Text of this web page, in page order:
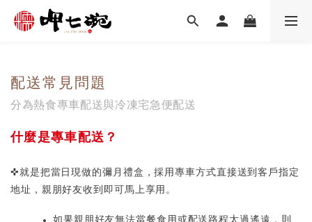
配送常見問題
分為熱食專車配送與冷凍宅急便配送
什麼是專車配送？
✜就是把當日現做的彌月禮盒，採用專車方式直接送到客戶指定
地址，親朋好友收到即可馬上享用。
如果親朋好友無法當餐食用或配送路程太過遙遠，則